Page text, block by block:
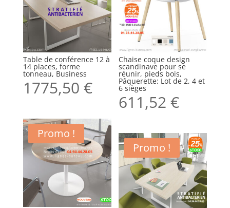
Table de conférence 12 à
14 places, forme
tonneau, Business
1775,50 €
Chaise coque design
scandinave pour se
réunir, pieds bois,
Pâquerette: Lot de 2, 4 et
6 sièges
611,52€
Promo !
Promo !